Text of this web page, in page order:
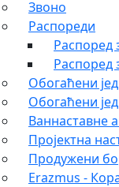
Звоно
Распореди
Распоред
Распоред
Обогаћени
Обогаћени
Ваннаставне
Пројектна
Продужени
Erazmus -